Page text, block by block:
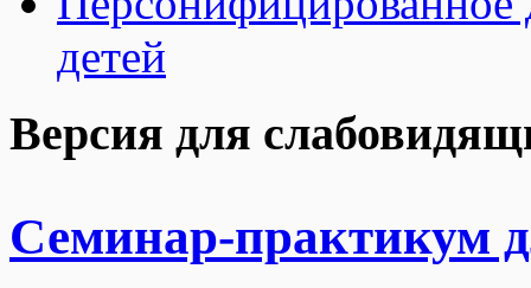
детей
Версия для
Семинар-практикум